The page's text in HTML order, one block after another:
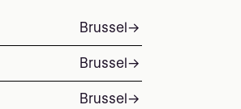
Brussel→
Brussel→
Brussel→